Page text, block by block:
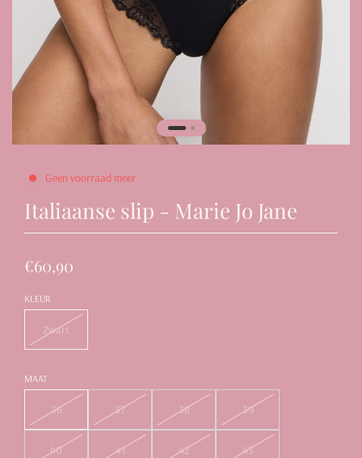
Geen voorraad meer
Italiaanse slip - Marie Jo Jane
€60,90
KLEUR
Zwart
MAAT
36 37 38 39
40 41 42 43